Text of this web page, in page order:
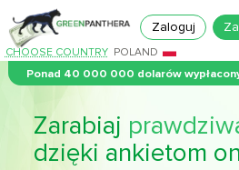
CHOOSE COUNTRY POLAND
Zaloguj
Ponad 40 000 000 dolarów
Zarabiaj
dzięki ankietom